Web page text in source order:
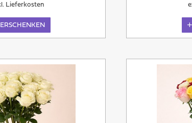
Morgen
Lieferkosten